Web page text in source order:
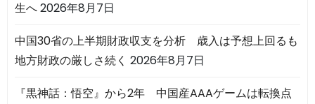
生へ2026年8月7日
中国30省の上半期財政収支を分析 歳入は予想上回るも
地方財政の厳しさ続く 2026年8月7日
『黒神話：悟空』から2年 中国産AAAゲームは転換点